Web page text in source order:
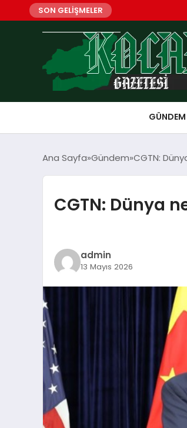
SON GELİŞMELER
GÜNDEM
Ana Sayfa Gündem CGTN:
CGTN: Dünya
admin
13 Mayıs 2026